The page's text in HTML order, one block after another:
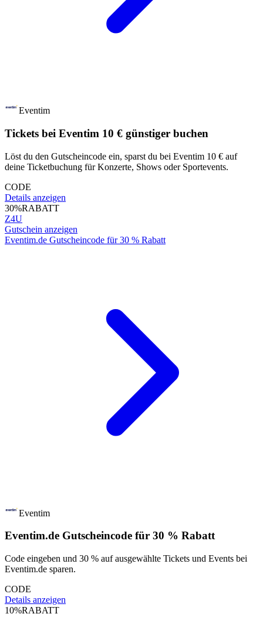
Eventim
Tickets bei Eventim 10 € günstiger buchen
Löst du den Gutscheincode ein, sparst du bei Eventim 10 € auf
deine Ticketbuchung für Konzerte, Shows oder Sportevents.
CODE
Details anzeigen
30%RABATT
Z4U
Gutschein anzeigen
Eventim.de Gutscheincode für 30 % Rabatt
Eventim
Eventim.de Gutscheincode für 30 % Rabatt
Code eingeben und 30 % auf ausgewählte Tickets und Events bei
Eventim.de sparen.
CODE
Details anzeigen
10%RABATT